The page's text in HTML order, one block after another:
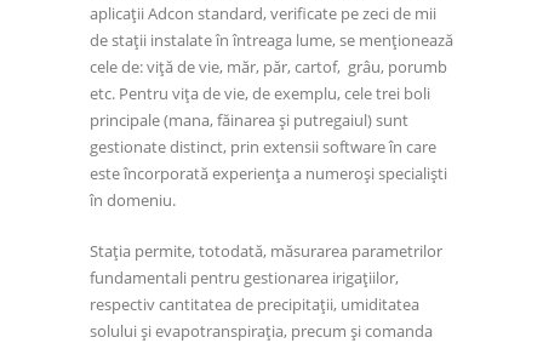
aplicaţii Adcon standard, verificate pe zeci de mii
de stații instalate în întreaga lume, se menționează
cele de: viță de vie, măr, păr, cartof, grâu, porumb
etc. Pentru vița de vie, de exemplu, cele trei boli
principale (mana, făinarea şi putregaiul) sunt
gestionate distinct, prin extensii software în care
este încorporată experiența a numeroși specialiști
în domeniu.
Stația permite, totodată, măsurarea parametrilor
fundamentali pentru gestionarea irigațiilor,
respectiv cantitatea de precipitații, umiditatea
solului și evapotranspirația, precum și comanda